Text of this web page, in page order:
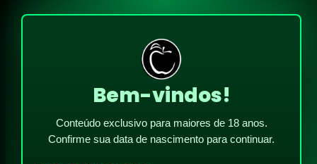
Bem-vindos!
Conteúdo exclusivo para maiores de 18 anos.
Confirme sua data de nascimento para continuar.